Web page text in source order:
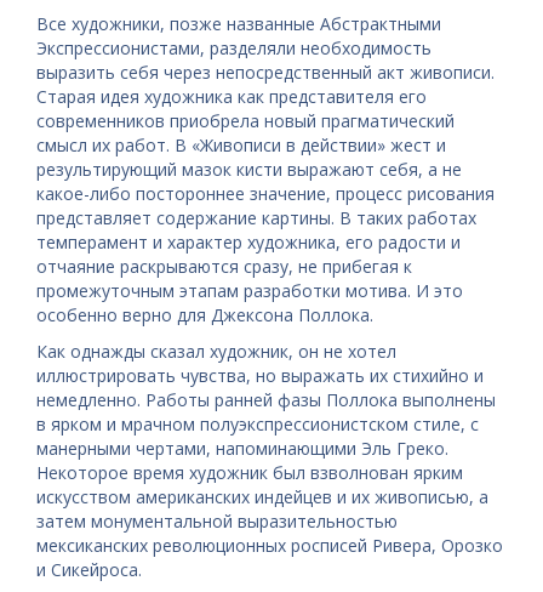
Все художники, позже названные Абстрактными
Экспрессионистами, разделяли необходимость
выразить себя через непосредственный акт живописи.
Старая идея художника как представителя его
современников приобрела новый прагматический
смысл их работ. В «Живописи в действии» жест и
результирующий мазок кисти выражают себя, а не
какое-либо постороннее значение, процесс рисования
представляет содержание картины. В таких работах
темперамент и характер художника, его радости и
отчаяние раскрываются сразу, не прибегая к
промежуточным этапам разработки мотива. И это
особенно верно для Джексона Поллока.
Как однажды сказал художник, он не хотел
иллюстрировать чувства, но выражать их стихийно и
немедленно. Работы ранней фазы Поллока выполнены
в ярком и мрачном полуэкспрессионистском стиле, с
манерными чертами, напоминающими Эль Греко.
Некоторое время художник был взволнован ярким
искусством американских индейцев и их живописью, а
затем монументальной выразительностью
мексиканских революционных росписей Ривера, Орозко
и Сикейроса.